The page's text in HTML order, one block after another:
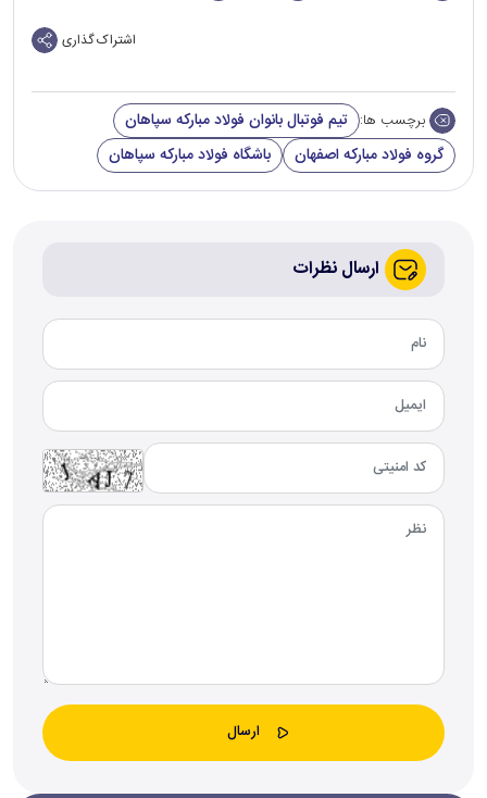
اشتراک گذاری
برچسب ها: تیم فوتبال بانوان فولاد مبارکه سپاهان
گروه فولاد مبارکه اصفهان
باشگاه فولاد مبارکه سپاهان
ارسال نظرات